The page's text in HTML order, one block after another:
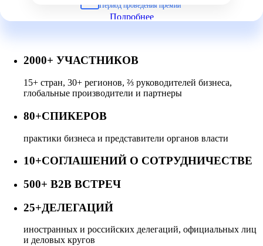
Период проведения премии
Подробнее
2000+ УЧАСТНИКОВ
15+ стран, 30+ регионов, ⅔ руководителей бизнеса,
глобальные производители и партнеры
80+СПИКЕРОВ
практики бизнеса и представители органов власти
10+СОГЛАШЕНИЙ О СОТРУДНИЧЕСТВЕ
500+ B2B ВСТРЕЧ
25+ДЕЛЕГАЦИЙ
иностранных и российских делегаций, официальных лиц
и деловых кругов